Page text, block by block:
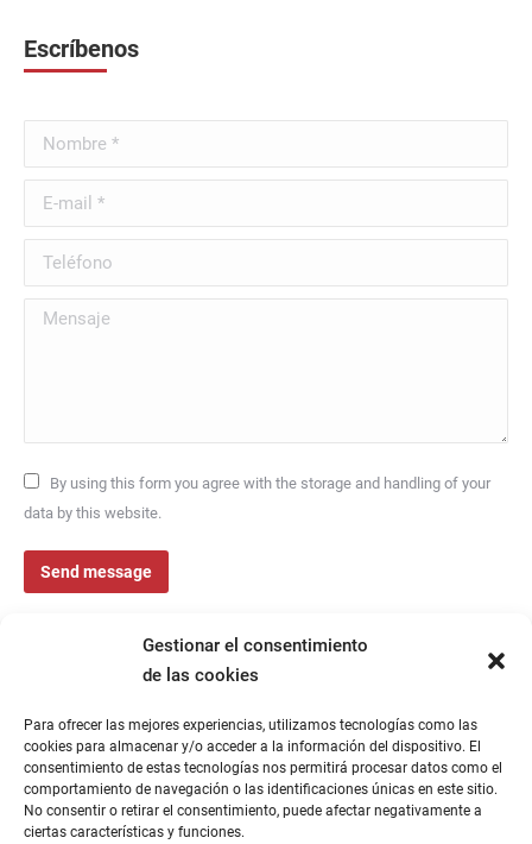
Gestionar el consentimiento
de las cookies
Para ofrecer las mejores experiencias, utilizamos tecnologías como las
cookies para almacenar y/o acceder a la información del dispositivo. El
consentimiento de estas tecnologías nos permitirá procesar datos como el
comportamiento de navegación o las identificaciones únicas en este sitio.
No consentir o retirar el consentimiento, puede afectar negativamente a
ciertas características y funciones.
Escríbenos
Nombre *
E-mail *
Teléfono
Mensaje
By using this form you agree with the storage and handling of your
data by this website.
Send message